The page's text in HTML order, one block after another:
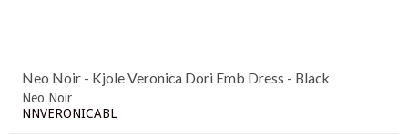
Neo Noir - Kjole Veronica Dori Emb Dress - Black
Neo Noir
NNVERONICABL